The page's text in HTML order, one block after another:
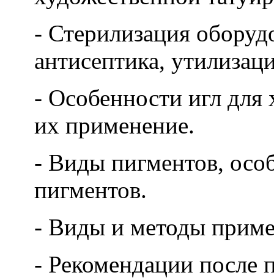
- Стерилизация
антисептика,
- Особенности игл для
их применение.
- Виды пигментов,
пигментов.
- Виды и методы
- Рекомендации